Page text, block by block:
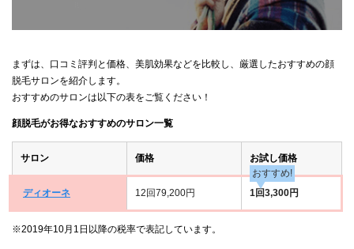
まずは、口コミ評判と価格、美肌効果などを比較し、厳選したおすすめの顔
脱毛サロンを紹介します。
おすすめのサロンは以下の表をご覧ください！
顔脱毛がお得なおすすめのサロン一覧
サロン 価格 お試し価格
ディオーネ 12回79,200円
おすすめ!
1回3,300円
※2019年10月1日以降の税率で表記しています。